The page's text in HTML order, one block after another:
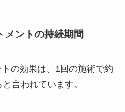
ントの持続期間
の効果は、1回の施術で約
言われています。